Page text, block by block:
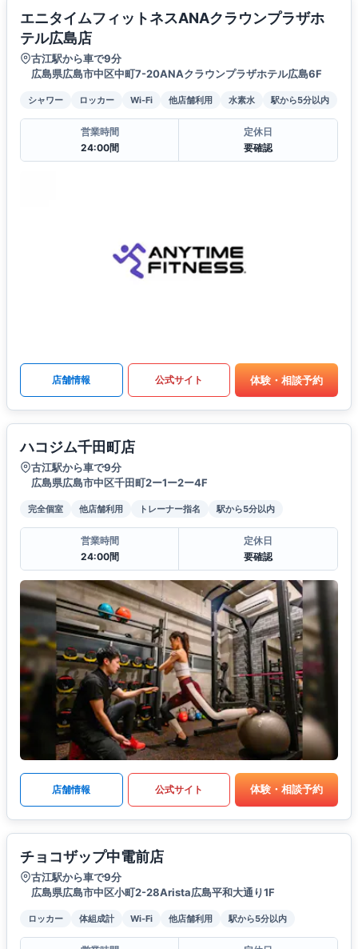
エニタイムフィットネスANAクラウンプラザホ
テル広島店
古江駅から車で9分
広島県広島市中区中町7-20ANAクラウンプラザホテル広島6F
シャワー ロッカー Wi-Fi 他店舗利用 水素水 駅から5分以内
営業時間
24:00間
定休日
要確認
店舗情報 公式サイト 体験・相談予約
ハコジム千田町店
古江駅から車で9分
広島県広島市中区千田町2ー1ー2ー4F
完全個室 他店舗利用 トレーナー指名 駅から5分以内
営業時間
24:00間
定休日
要確認
店舗情報 公式サイト 体験・相談予約
チョコザップ中電前店
古江駅から車で9分
広島県広島市中区小町2-28Arista広島平和大通り1F
ロッカー 体組成計 Wi-Fi 他店舗利用 駅から5分以内